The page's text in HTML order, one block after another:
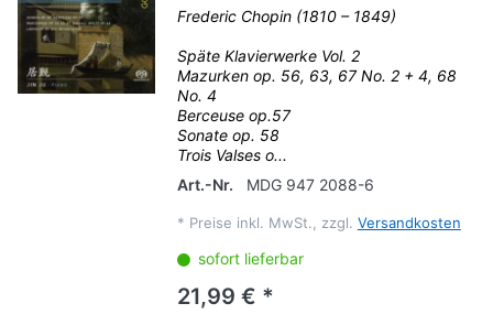
Frederic Chopin (1810 – 1849)
Späte Klavierwerke Vol. 2
Mazurken op. 56, 63, 67 No. 2 + 4, 68
No. 4
Berceuse op.57
Sonate op. 58
Trois Valses o...
Art.-Nr.
MDG 947 2088-6
* Preise inkl. MwSt., zzgl. Versandkosten
sofort lieferbar
21,99 € *